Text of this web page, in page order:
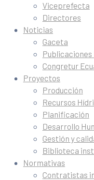
Viceprefecta
Directores
Noticias
Gaceta
Publicaciones
Congretur
Proyectos
Producción
Recursos
Planificación
Desarrollo
Gestión y
Biblioteca
Normativas
Contratistas